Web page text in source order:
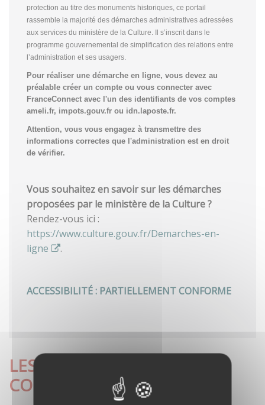
protection au titre des monuments historiques, ce portail
rassemble la majorité des démarches administratives adressées
aux services du ministère de la Culture. Il s’inscrit dans le
programme gouvernemental de simplification des relations entre
l’administration et ses usagers.
Pour réaliser une démarche en ligne, vous devez au
préalable créer un compte ou vous connecter avec
FranceConnect avec l'un des identifiants de vos comptes
ameli.fr, impots.gouv.fr ou idn.laposte.fr.
Attention, vous vous engagez à transmettre des
informations correctes que l'administration est en droit
de vérifier.
Vous souhaitez en savoir sur les démarches
proposées par le ministère de la Culture ?
Rendez-vous ici :
https://www.culture.gouv.fr/Demarches-en-
ligne
.
ACCESSIBILITÉ : PARTIELLEMENT CONFORME
LES DÉMARCHES LES PLUS
CONSULTÉES